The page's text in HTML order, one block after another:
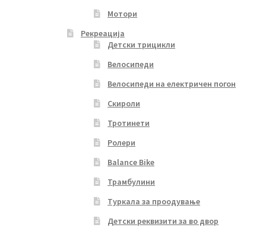
Мотори
Рекреација
Детски трицикли
Велосипеди
Велосипеди на електричен погон
Скироли
Тротинети
Ролери
Balance Bike
Трамбулини
Туркала за проодување
Детски реквизити за во двор